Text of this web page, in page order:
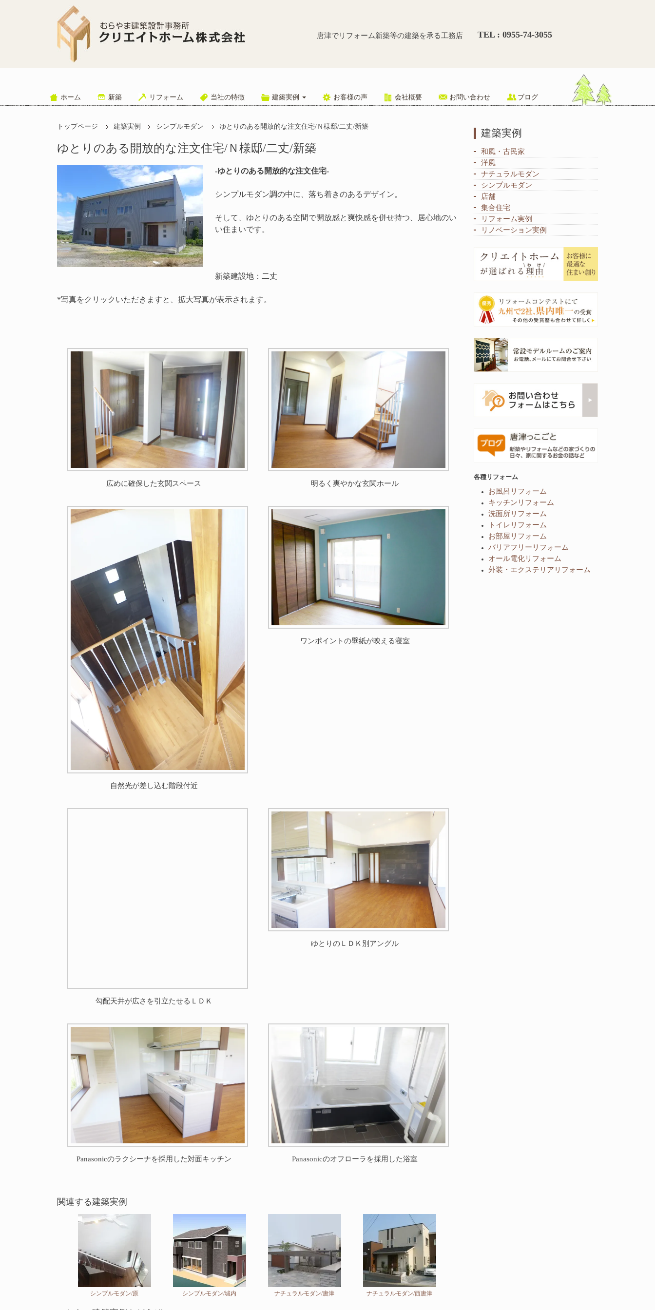
唐津でリフォーム新築等の建築を承る工務店 TEL : 0955-74-3055
ホーム 新築 リフォーム 当社の特徴 建築実例 お客様の声 会社概要 お問い合わせ ブログ
トップページ 建築実例 シンプルモダン ゆとりのある開放的な注文住宅/Ｎ様邸/二丈/新築
ゆとりのある開放的な注文住宅/Ｎ様邸/二丈/新築
-ゆとりのある開放的な注文住宅-
シンプルモダン調の中に、落ち着きのあるデザイン。
そして、ゆとりのある空間で開放感と爽快感を併せ持つ、居心地のい
い住まいです。
新築建設地：二丈
*写真をクリックいただきますと、拡大写真が表示されます。
広めに確保した玄関スペース 明るく爽やかな玄関ホール
自然光が差し込む階段付近
ワンポイントの壁紙が映える寝室
ゆとりのＬＤＫ別アングル
Panasonicのラクシーナを採用した対面キッチン Panasonicのオフローラを採用した浴室
関連する建築実例
シンプルモダン/城内 ナチュラルモダン/唐津 ナチュラルモダン/西唐津
こちらの建築実例もどうぞ
建築実例
和風・古民家
洋風
ナチュラルモダン
シンプルモダン
店舗
集合住宅
リフォーム実例
リノベーション実例
各種リフォーム
お風呂リフォーム
キッチンリフォーム
洗面所リフォーム
トイレリフォーム
お部屋リフォーム
バリアフリーリフォーム
オール電化リフォーム
外装・エクステリアリフォーム